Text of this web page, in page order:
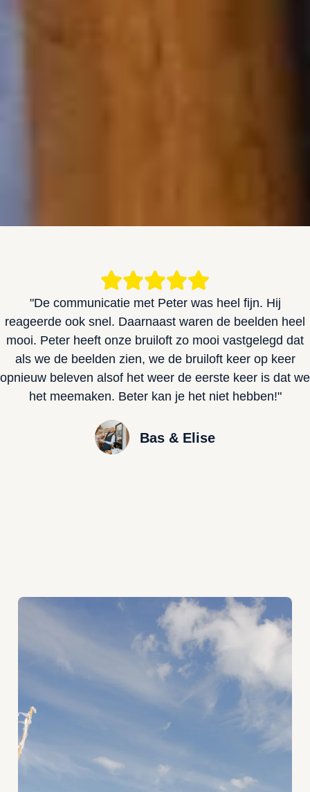
"De communicatie met Peter was heel fijn. Hij
reageerde ook snel. Daarnaast waren de beelden heel
mooi. Peter heeft onze bruiloft zo mooi vastgelegd dat
als we de beelden zien, we de bruiloft keer op keer
opnieuw beleven alsof het weer de eerste keer is dat we
het meemaken. Beter kan je het niet hebben!"
Bas & Elise